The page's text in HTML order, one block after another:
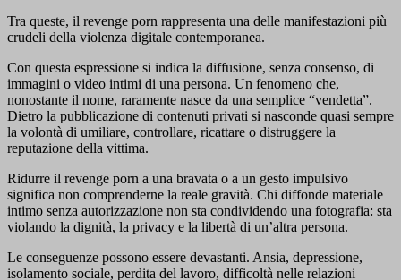
Tra queste, il revenge porn rappresenta una delle manifestazioni più
crudeli della violenza digitale contemporanea.
Con questa espressione si indica la diffusione, senza consenso, di
immagini o video intimi di una persona. Un fenomeno che,
nonostante il nome, raramente nasce da una semplice “vendetta”.
Dietro la pubblicazione di contenuti privati si nasconde quasi sempre
la volontà di umiliare, controllare, ricattare o distruggere la
reputazione della vittima.
Ridurre il revenge porn a una bravata o a un gesto impulsivo
significa non comprenderne la reale gravità. Chi diffonde materiale
intimo senza autorizzazione non sta condividendo una fotografia: sta
violando la dignità, la privacy e la libertà di un’altra persona.
Le conseguenze possono essere devastanti. Ansia, depressione,
isolamento sociale, perdita del lavoro, difficoltà nelle relazioni